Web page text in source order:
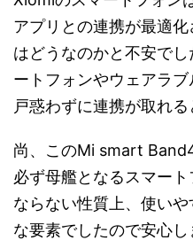
アプリとの連携が最適
はどうなのかと不安で
ートフォンやウェアラ
戸惑わずに連携が取れる
尚、このMi smart
必ず母艦となるスマー
ならない性質上、使い
な要素でしたので安心し